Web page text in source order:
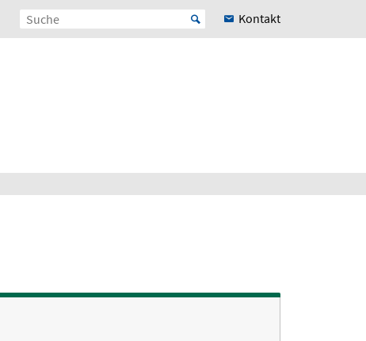
Kontakt